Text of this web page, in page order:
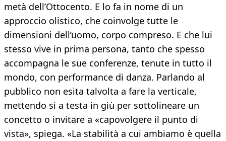
metà dell’Ottocento. E lo fa in nome di un
approccio olistico, che coinvolge tutte le
dimensioni dell’uomo, corpo compreso. E che lui
stesso vive in prima persona, tanto che spesso
accompagna le sue conferenze, tenute in tutto il
mondo, con performance di danza. Parlando al
pubblico non esita talvolta a fare la verticale,
mettendo si a testa in giù per sottolineare un
concetto o invitare a «capovolgere il punto di
vista», spiega. «La stabilità a cui ambiamo è quella